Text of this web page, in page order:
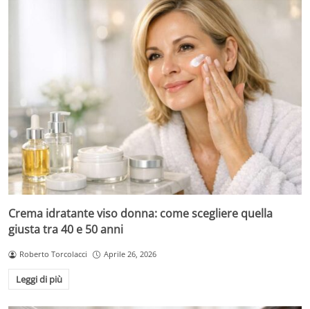
Crema idratante viso donna: come scegliere quella
giusta tra 40 e 50 anni
Roberto Torcolacci Aprile 26, 2026
Leggi di più